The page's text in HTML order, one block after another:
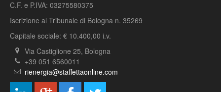
C.F. e P.IVA: 03275580375
Iscrizione al Tribunale di Bologna n. 35269
Capitale sociale: € 10.400,00 i.v.
Via Castiglione 25, Bologna
+39 051 6560011
rienergia@staffettaonline.com